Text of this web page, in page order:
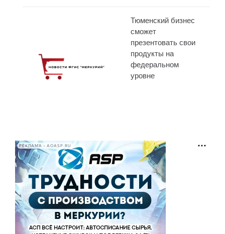
Тюменский бизнес
сможет
презентовать свои
продукты на
федеральном
уровне
РЕКЛАМА • AOASP.RU